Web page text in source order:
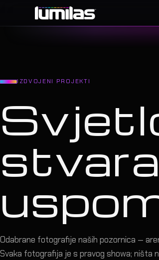
IZDVOJENI PROJEKTI
stvara
Odabrane fotografije naših pozornica —
Svaka fotografija je s pravog showa; ništa